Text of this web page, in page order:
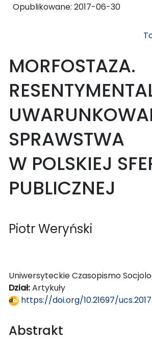
Opublikowane: 2017-06-30
MORFOSTAZA.
SPRAWSTWA
W POLSKIEJ
PUBLICZNEJ
Piotr Weryński
Uniwersyteckie Czasopismo
Dział:Artykuły
https://doi.org/10.21697/
Abstrakt